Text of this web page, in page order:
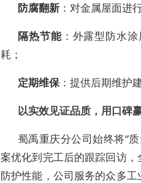
防腐翻新 ：对金属屋面进
隔热节能：外露型防水
耗；
定期维保：提供后期维护
以实效见证品质，用口碑
蜀禹重庆分公司始终将“
案优化到完工后的跟踪回访
防护性能，公司服务的众多